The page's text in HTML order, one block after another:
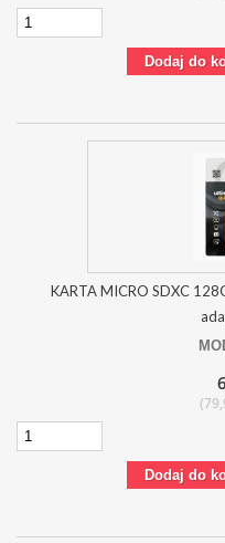
Dodaj do
KARTA MICRO SDXC
Dodaj do